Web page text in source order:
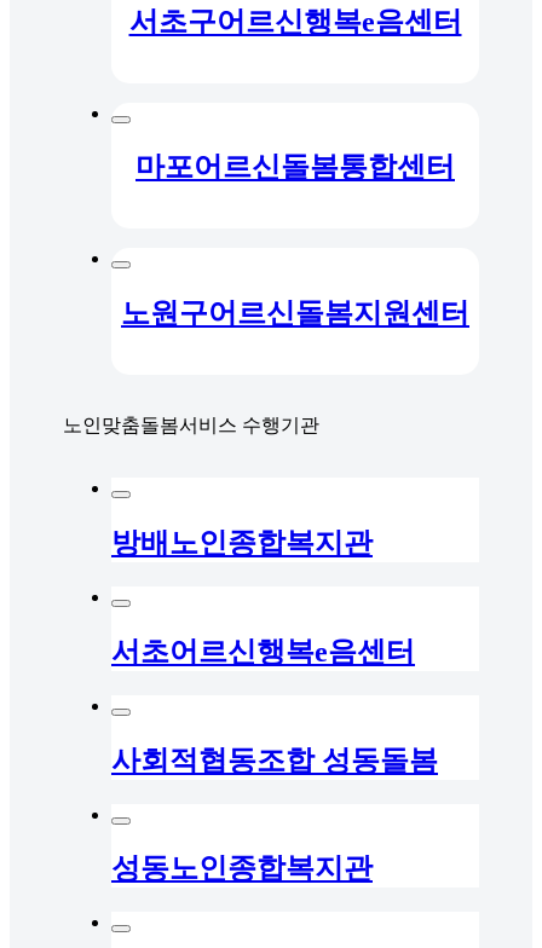
서초구어르신행복e음센터
마포어르신돌봄통합센터
노원구어르신돌봄지원센터
노인맞춤돌봄서비스 수행기관
방배노인종합복지관
서초어르신행복e음센터
사회적협동조합 성동돌봄
성동노인종합복지관